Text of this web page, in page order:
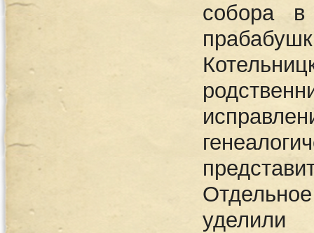
собора в
уделили